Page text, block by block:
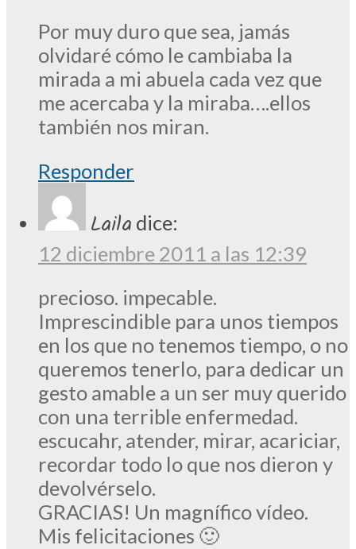
Por muy duro que sea, jamás
olvidaré cómo le cambiaba la
mirada a mi abuela cada vez que
me acercaba y la miraba….ellos
también nos miran.
Responder
Laila dice:
12 diciembre 2011 a las 12:39
precioso. impecable.
Imprescindible para unos tiempos
en los que no tenemos tiempo, o no
queremos tenerlo, para dedicar un
gesto amable a un ser muy querido
con una terrible enfermedad.
escucahr, atender, mirar, acariciar,
recordar todo lo que nos dieron y
devolvérselo.
GRACIAS! Un magnífico vídeo.
Mis felicitaciones 🙂